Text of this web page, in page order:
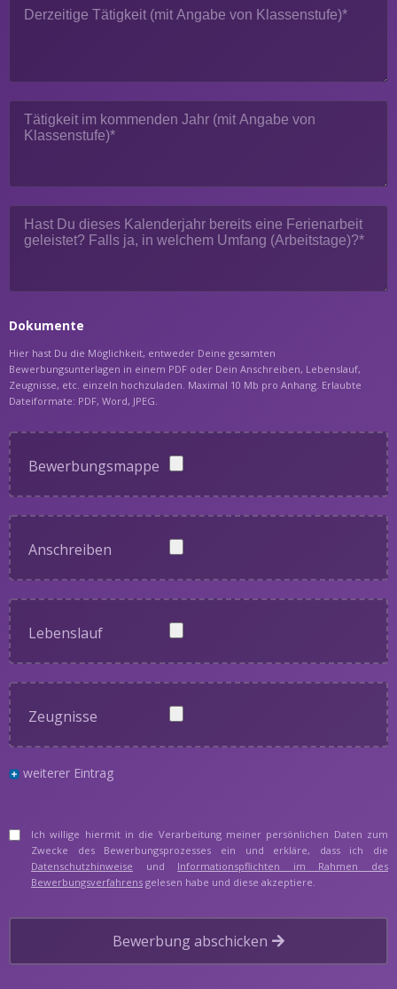
Dokumente
Hier hast Du die Möglichkeit, entweder Deine gesamten
Bewerbungsunterlagen in einem PDF oder Dein Anschreiben, Lebenslauf,
Zeugnisse, etc. einzeln hochzuladen. Maximal 10 Mb pro Anhang. Erlaubte
Dateiformate: PDF, Word, JPEG.
Bewerbungsmappe
Anschreiben
Lebenslauf
Zeugnisse
weiterer Eintrag
Ich willige hiermit in die Verarbeitung meiner persönlichen Daten zum
Zwecke des Bewerbungsprozesses ein und erkläre, dass ich die
Datenschutzhinweise und Informationspflichten im Rahmen des
Bewerbungsverfahrens gelesen habe und diese akzeptiere.
Bewerbung abschicken